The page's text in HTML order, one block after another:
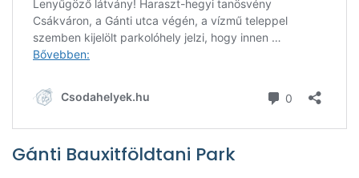
Gánti Bauxitföldtani Park